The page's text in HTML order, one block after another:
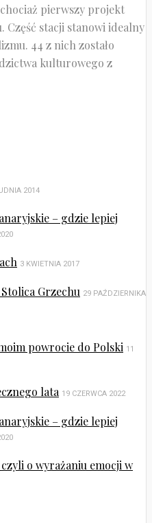
pierwszy projekt
Część stacji stanowi idealny
44 z nich zostało
kulturowego z
2014
– gdzie lepiej
3 KWIETNIA 2017
Grzechu 29 PAŹDZIERNIKA
powrocie do Polski 11
lata 19 CZERWCA 2022
– gdzie lepiej
o wyrażaniu emocji w